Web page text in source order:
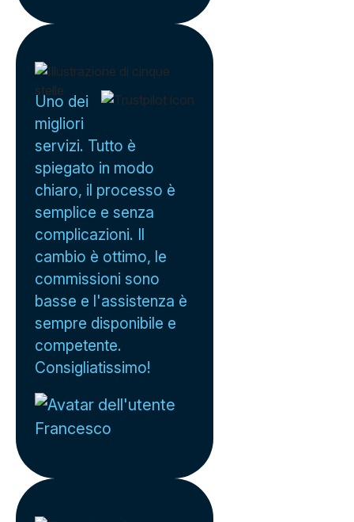
Uno dei
migliori
servizi. Tutto è
spiegato in modo
chiaro, il processo è
semplice e senza
complicazioni. Il
cambio è ottimo, le
commissioni sono
basse e l'assistenza è
sempre disponibile e
competente.
Consigliatissimo!
Francesco